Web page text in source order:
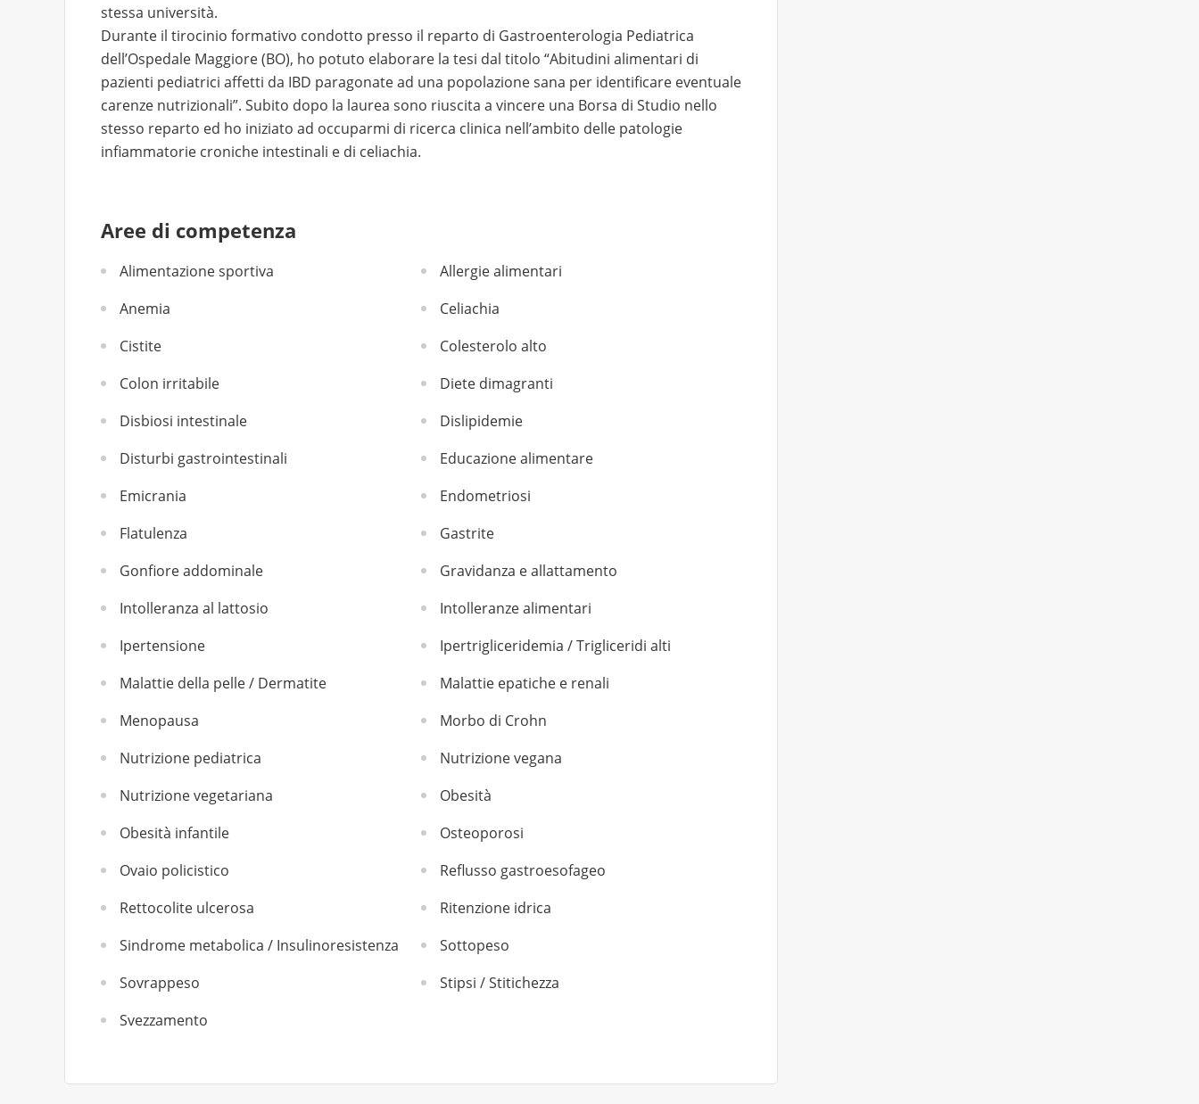
stessa università.
Durante il tirocinio formativo condotto presso il reparto di Gastroenterologia Pediatrica
dell’Ospedale Maggiore (BO), ho potuto elaborare la tesi dal titolo “Abitudini alimentari di
pazienti pediatrici affetti da IBD paragonate ad una popolazione sana per identificare eventuale
carenze nutrizionali”. Subito dopo la laurea sono riuscita a vincere una Borsa di Studio nello
stesso reparto ed ho iniziato ad occuparmi di ricerca clinica nell’ambito delle patologie
infiammatorie croniche intestinali e di celiachia.
Aree di competenza
Alimentazione sportiva
Allergie alimentari
Anemia
Celiachia
Cistite
Colesterolo alto
Colon irritabile
Diete dimagranti
Disbiosi intestinale
Dislipidemie
Disturbi gastrointestinali
Educazione alimentare
Emicrania
Endometriosi
Flatulenza
Gastrite
Gonfiore addominale
Gravidanza e allattamento
Intolleranza al lattosio
Intolleranze alimentari
Ipertensione
Ipertrigliceridemia / Trigliceridi alti
Malattie della pelle / Dermatite
Malattie epatiche e renali
Menopausa
Morbo di Crohn
Nutrizione pediatrica
Nutrizione vegana
Nutrizione vegetariana
Obesità
Obesità infantile
Osteoporosi
Ovaio policistico
Reflusso gastroesofageo
Rettocolite ulcerosa
Ritenzione idrica
Sindrome metabolica / Insulinoresistenza
Sottopeso
Sovrappeso
Stipsi / Stitichezza
Svezzamento